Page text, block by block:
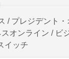
/ プレジデント
オンライン / ビ
イッチ